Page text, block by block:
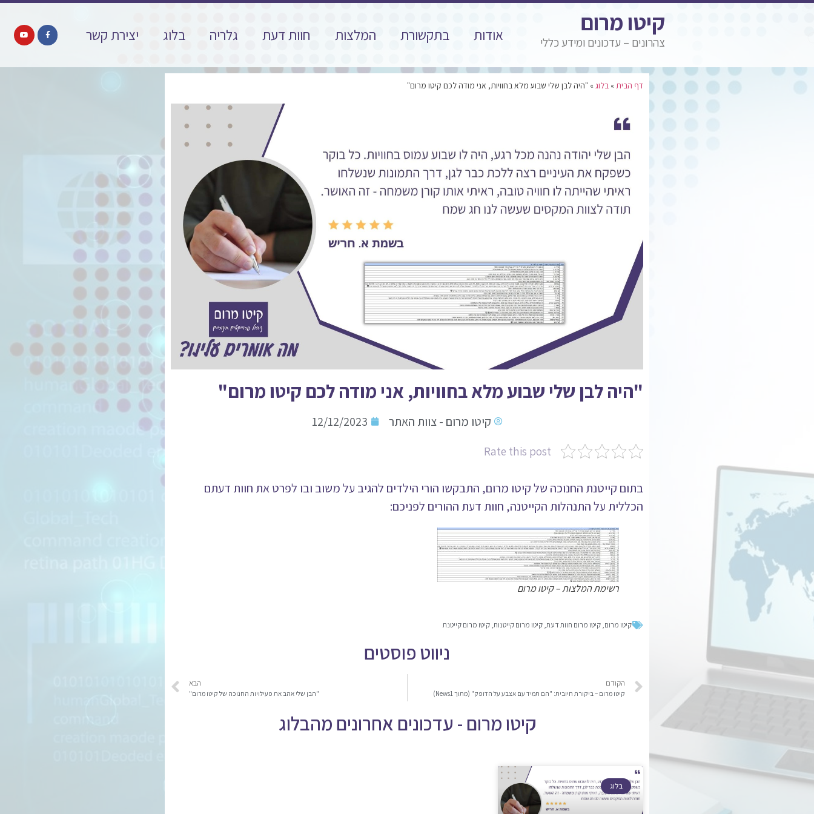
קיטו מרום
צהרונים – עדכונים ומידע כללי אודות בתקשורת המלצות חוות דעת גלריה בלוג יצירת קשר
דף הבית » בלוג » "היה לבן שלי שבוע מלא בחוויות, אני מודה לכם קיטו מרום"
"היה לבן שלי שבוע מלא בחוויות, אני מודה לכם קיטו מרום"
קיטו מרום - צוות האתר
12/12/2023
Rate this post
בתום קייטנת החנוכה של קיטו מרום, התבקשו הורי הילדים להגיב על משוב ובו לפרט את חוות דעתם
הכללית על התנהלות הקייטנה, חוות דעת ההורים לפניכם:
רשימת המלצות – קיטו מרום
קיטו מרום קיטו מרום חוות דעת קיטו מרום קייטנות קיטו מרום קייטנת
ניווט פוסטים
הקודם
קיטו מרום – ביקורת חיובית: "הם תמיד עם אצבע על הדופק" (מתוך News1)
הבא
"הבן שלי אהב את פעילויות החנוכה של קיטו מרום"
קיטו מרום - עדכונים אחרונים מהבלוג
בלוג